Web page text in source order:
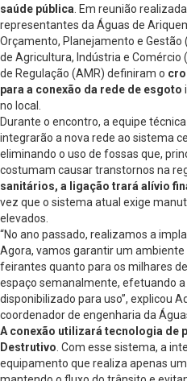
saúde pública . Em reunião
representantes da Águas de
Orçamento, Planejamento e Gestão
de Agricultura, Indústria e Comércio
de Regulação (AMR) definiram o
para a conexão da rede de esgoto
no local.
Durante o encontro, a equipe
integrarão a nova rede ao sistema
eliminando o uso de fossas que,
costumam causar transtornos na
sanitários, a ligação trará alívio
vez que o sistema atual exige
elevados.
“No ano passado, realizamos a
Agora, vamos garantir um
feirantes quanto para os milhares
espaço semanalmente, efetuando
disponibilizado para uso”, explicou
coordenador de engenharia da
A conexão utilizará tecnologia de
Destrutivo . Com esse sistema, a
equipamento que realiza apenas